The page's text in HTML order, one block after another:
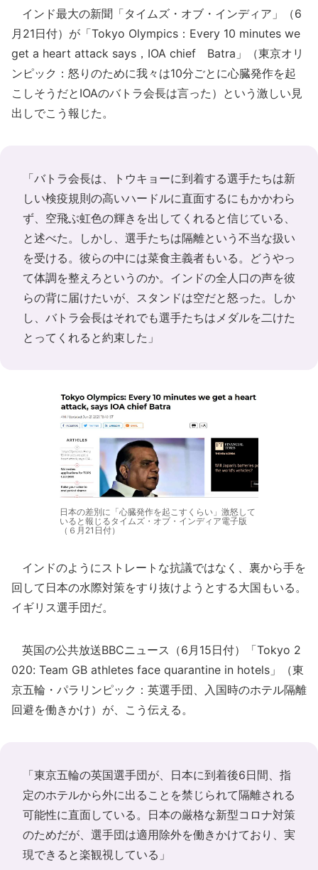
インド最大の新聞「タイムズ・オブ・インディア」（6
月21日付）が「Tokyo Olympics：Every 10 minutes we
get a heart attack says，IOA chief Batra」（東京オリ
ンピック：怒りのために我々は10分ごとに心臓発作を起
こしそうだとIOAのバトラ会長は言った）という激しい見
出しでこう報じた。
「バトラ会長は、トウキョーに到着する選手たちは新
しい検疫規則の高いハードルに直面するにもかかわら
ず、空飛ぶ虹色の輝きを出してくれると信じている、
と述べた。しかし、選手たちは隔離という不当な扱い
を受ける。彼らの中には菜食主義者もいる。どうやっ
て体調を整えろというのか。インドの全人口の声を彼
らの背に届けたいが、スタンドは空だと怒った。しか
し、バトラ会長はそれでも選手たちはメダルを二けた
とってくれると約束した」
日本の差別に「心臓発作を起こすくらい」激怒して
いると報じるタイムズ・オブ・インディア電子版
（６月21日付）
インドのようにストレートな抗議ではなく、裏から手を
回して日本の水際対策をすり抜けようとする大国もいる。
イギリス選手団だ。
英国の公共放送BBCニュース（6月15日付）「Tokyo 2
020: Team GB athletes face quarantine in hotels」（東
京五輪・パラリンピック：英選手団、入国時のホテル隔離
回避を働きかけ）が、こう伝える。
「東京五輪の英国選手団が、日本に到着後6日間、指
定のホテルから外に出ることを禁じられて隔離される
可能性に直面している。日本の厳格な新型コロナ対策
のためだが、選手団は適用除外を働きかけており、実
現できると楽観視している」